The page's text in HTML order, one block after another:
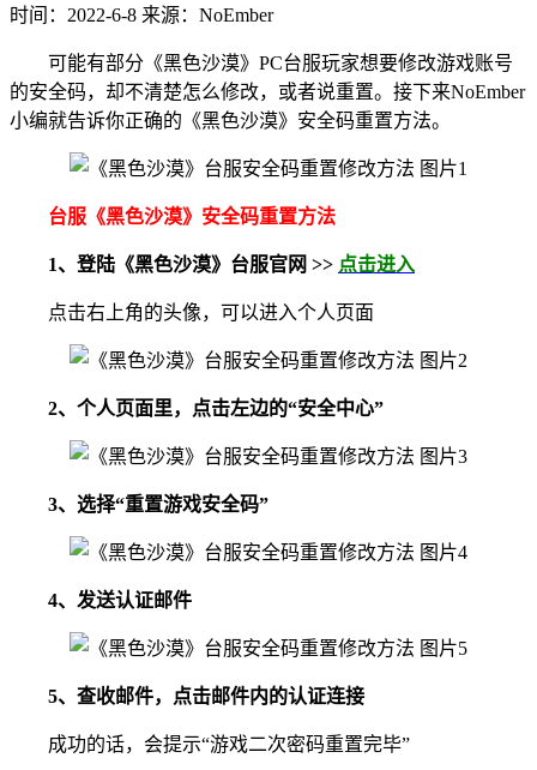
时间：2022-6-8 来源：NoEmber
可能有部分《黑色沙漠》PC台服玩家想要修改游戏账号
的安全码，却不清楚怎么修改，或者说重置。接下来NoEmber
小编就告诉你正确的《黑色沙漠》安全码重置方法。
台服《黑色沙漠》安全码重置方法
1、登陆《黑色沙漠》台服官网 >> 点击进入
点击右上角的头像，可以进入个人页面
2、个人页面里，点击左边的“安全中心”
3、选择“重置游戏安全码”
4、发送认证邮件
5、查收邮件，点击邮件内的认证连接
成功的话，会提示“游戏二次密码重置完毕”